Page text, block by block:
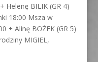
Helenę BILIK (GR 4)
18:00 Msza w
+ Alinę BOŻEK (GR 5)
MIGIEL,